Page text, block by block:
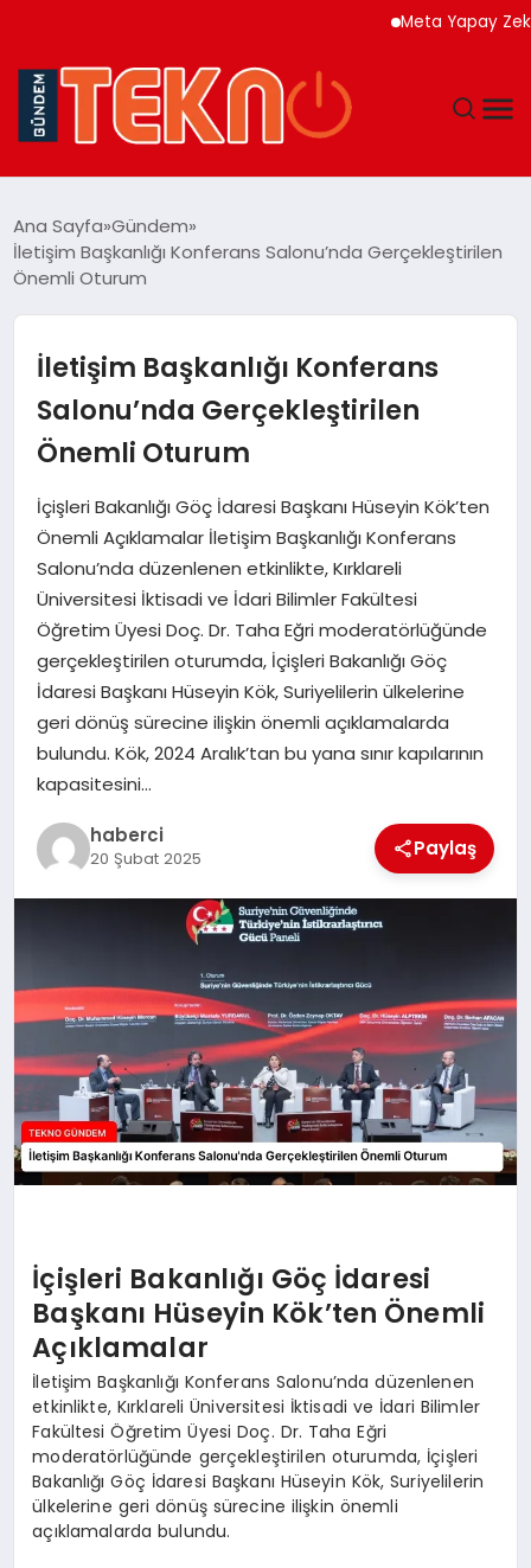
Meta Yapay Zeka
GÜNDEM
EKONOMI
MAGAZIN
SAĞLIK
SIYASET
SPOR
YAŞAM
Ana Sayfa Gündem
İletişim Başkanlığı Konferans Salonu’nda Gerçekleştirilen
Önemli Oturum
İletişim Başkanlığı Konferans
Salonu’nda Gerçekleştirilen
Önemli Oturum
İçişleri Bakanlığı Göç İdaresi Başkanı Hüseyin Kök’ten
Önemli Açıklamalar İletişim Başkanlığı Konferans
Salonu’nda düzenlenen etkinlikte, Kırklareli
Üniversitesi İktisadi ve İdari Bilimler Fakültesi
Öğretim Üyesi Doç. Dr. Taha Eğri moderatörlüğünde
gerçekleştirilen oturumda, İçişleri Bakanlığı Göç
İdaresi Başkanı Hüseyin Kök, Suriyelilerin ülkelerine
geri dönüş sürecine ilişkin önemli açıklamalarda
bulundu. Kök, 2024 Aralık’tan bu yana sınır kapılarının
kapasitesini…
haberci
20 Şubat 2025 Paylaş
İçişleri Bakanlığı Göç İdaresi
Başkanı Hüseyin Kök’ten Önemli
Açıklamalar
İletişim Başkanlığı Konferans Salonu’nda düzenlenen
etkinlikte, Kırklareli Üniversitesi İktisadi ve İdari Bilimler
Fakültesi Öğretim Üyesi Doç. Dr. Taha Eğri
moderatörlüğünde gerçekleştirilen oturumda, İçişleri
Bakanlığı Göç İdaresi Başkanı Hüseyin Kök, Suriyelilerin
ülkelerine geri dönüş sürecine ilişkin önemli
açıklamalarda bulundu.